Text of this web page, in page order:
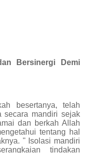
Bersinergi Demi
besertanya, telah
secara mandiri sejak
dan berkah Allah
tentang hal
" Isolasi mandiri
tindakan